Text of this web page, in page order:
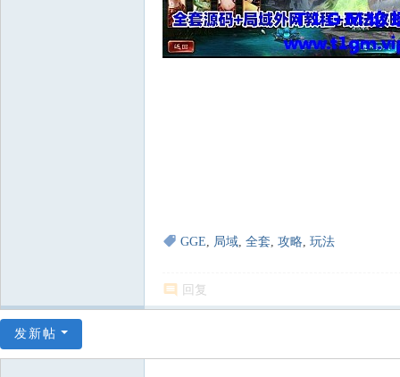
GGE, 局域, 全套, 攻略, 玩法
回复
发新帖